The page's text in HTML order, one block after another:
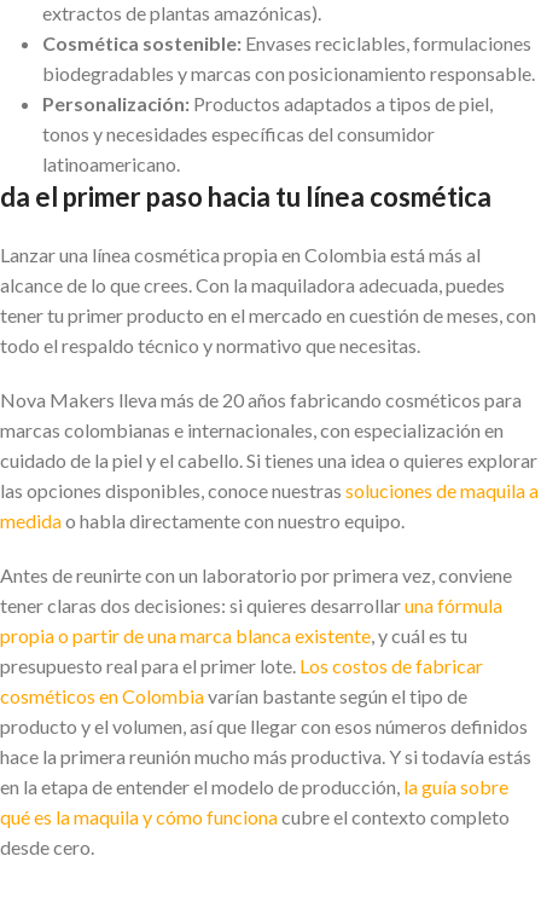
extractos de plantas amazónicas).
Cosmética sostenible: Envases reciclables, formulaciones
biodegradables y marcas con posicionamiento responsable.
Personalización: Productos adaptados a tipos de piel,
tonos y necesidades específicas del consumidor
latinoamericano.
da el primer paso hacia tu línea cosmética
Lanzar una línea cosmética propia en Colombia está más al
alcance de lo que crees. Con la maquiladora adecuada, puedes
tener tu primer producto en el mercado en cuestión de meses, con
todo el respaldo técnico y normativo que necesitas.
Nova Makers lleva más de 20 años fabricando cosméticos para
marcas colombianas e internacionales, con especialización en
cuidado de la piel y el cabello. Si tienes una idea o quieres explorar
las opciones disponibles, conoce nuestras soluciones de maquila a
medidao habla directamente con nuestro equipo.
Antes de reunirte con un laboratorio por primera vez, conviene
tener claras dos decisiones: si quieres desarrollaruna fórmula
propia o partir de una marca blanca existente, y cuál es tu
presupuesto real para el primer lote. Los costos de fabricar
cosméticos en Colombiavarían bastante según el tipo de
producto y el volumen, así que llegar con esos números definidos
hace la primera reunión mucho más productiva. Y si todavía estás
en la etapa de entender el modelo de producción, la guía sobre
qué es la maquila y cómo funcionacubre el contexto completo
desde cero.